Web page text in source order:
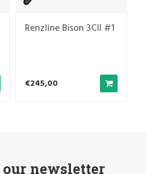
Renzline Bison 3CII #1
€245,00
newsletter